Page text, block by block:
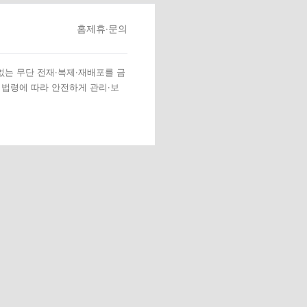
홈제휴·문의
무단 전재·복제·재배포를 금
령에 따라 안전하게 관리·보